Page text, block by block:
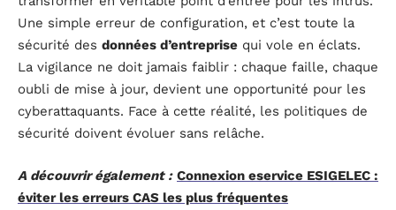
Une simple erreur de configuration, et c’est toute la
sécurité des données d’entreprise qui vole en éclats.
La vigilance ne doit jamais faiblir : chaque faille, chaque
oubli de mise à jour, devient une opportunité pour les
cyberattaquants. Face à cette réalité, les politiques de
sécurité doivent évoluer sans relâche.
A découvrir également : Connexion eservice ESIGELEC :
éviter les erreurs CAS les plus fréquentes